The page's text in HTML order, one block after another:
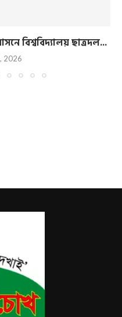
বিশ্ববিদ্যালয় ছাত্রদল...
2026